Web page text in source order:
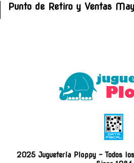
Punto de Retiro y Ventas
2025 Juguetería Ploppy - Todos